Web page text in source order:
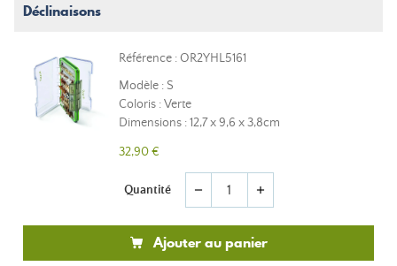
Déclinaisons
Référence : OR2YHL5161
Modèle : S
Coloris : Verte
Dimensions : 12,7 x 9,6 x 3,8cm
32,90 €
Quantité remove add
Ajouter au panier